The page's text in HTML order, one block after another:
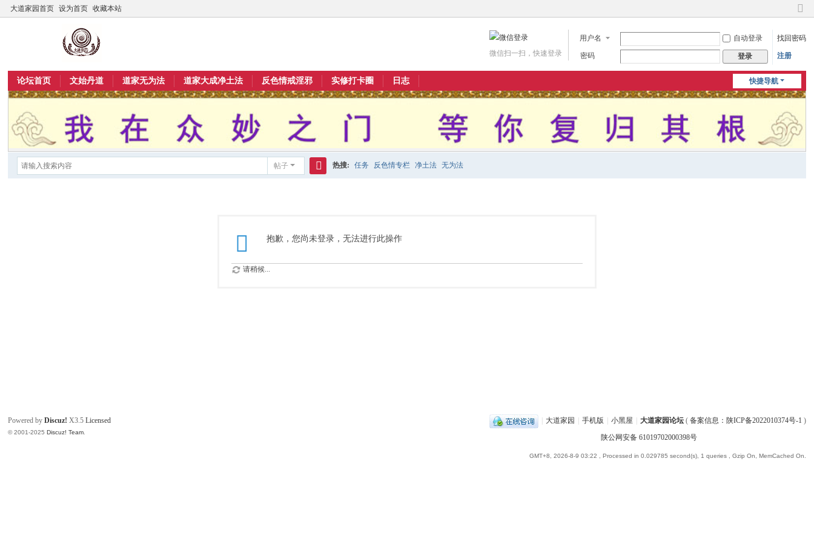
大道家园首页 设为首页 收藏本站
切
到
用户名 自动登录 找回密码
密码 登录 注册
微信扫一扫，快速登录
快捷导航
论坛首页 文始丹道 道家无为法 道家大成净土法 反色情戒淫邪 实修打卡圈 日志
帖子 热搜: 任务 反色情专栏 净土法 无为法
抱歉，您尚未登录，无法进行此操作
请稍候...
大道家园 手机版 小黑屋 大道家园论坛( 备案信息：陕ICP备2022010374号-1 )
陕公网安备 61019702000398号
GMT+8, 2026-8-9 03:22 , Processed in 0.029785 second(s), 1 queries , Gzip On, MemCached On.
Powered byDiscuz! X3.5 Licensed
© 2001-2025Discuz! Team